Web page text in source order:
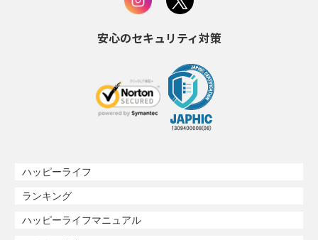
安心のセキュリティ対策
ハッピーライフ
ランキング
ハッピーライフマニュアル